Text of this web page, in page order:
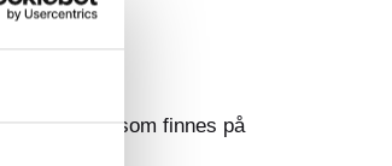
som finnes på